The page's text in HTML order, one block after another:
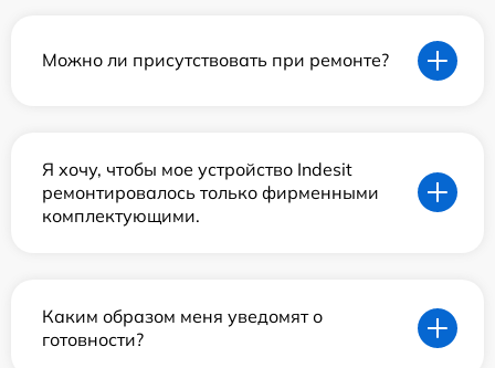
Можно ли присутствовать при ремонте?
Я хочу, чтобы мое устройство Indesit
ремонтировалось только фирменными
комплектующими.
Каким образом меня уведомят о
готовности?